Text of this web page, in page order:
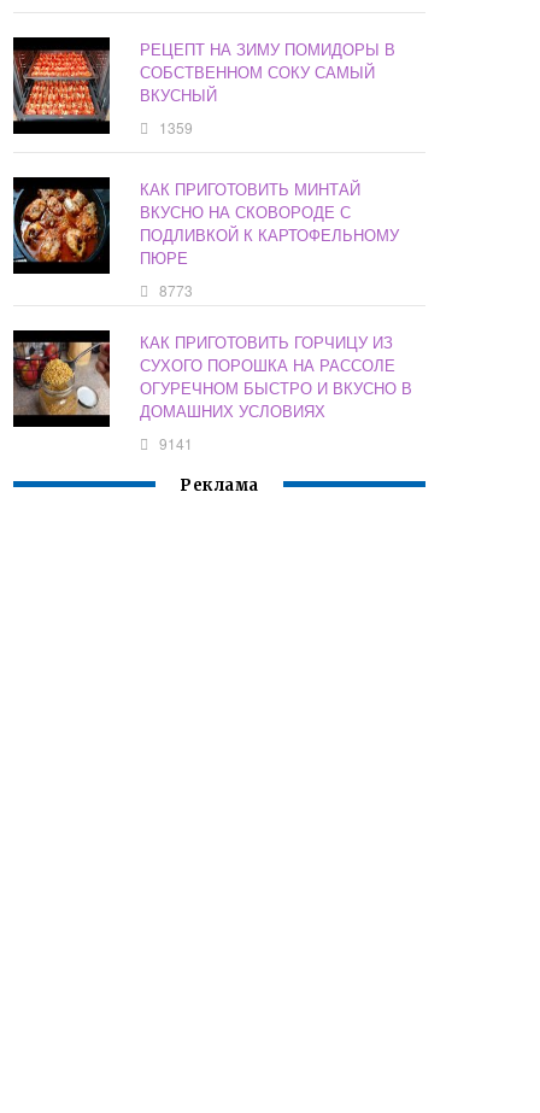
РЕЦЕПТ НА ЗИМУ ПОМИДОРЫ В
СОБСТВЕННОМ СОКУ САМЫЙ
ВКУСНЫЙ
1359
КАК ПРИГОТОВИТЬ МИНТАЙ
ВКУСНО НА СКОВОРОДЕ С
ПОДЛИВКОЙ К КАРТОФЕЛЬНОМУ
ПЮРЕ
8773
КАК ПРИГОТОВИТЬ ГОРЧИЦУ ИЗ
СУХОГО ПОРОШКА НА РАССОЛЕ
ОГУРЕЧНОМ БЫСТРО И ВКУСНО В
ДОМАШНИХ УСЛОВИЯХ
9141
Реклама